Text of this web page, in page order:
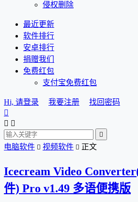
侵权删除
最近更新
软件排行
安卓排行
捐赠我们
免费红包
支付宝免费红包
Hi, 请登录 我要注册
找回密码

 

电脑软件  视频软件  正文
Icecream Video
件) Pro v1.49 多语便携版